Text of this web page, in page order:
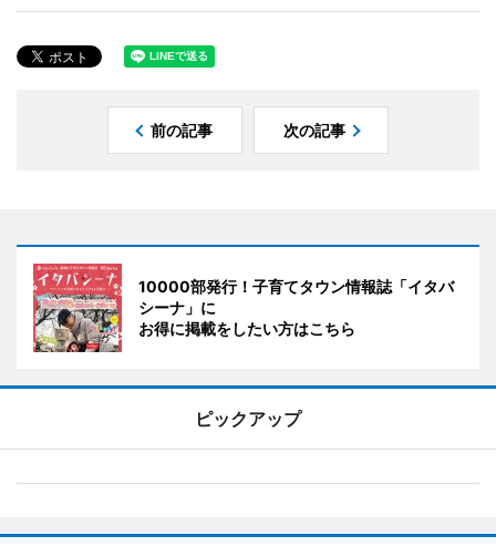
前の記事 次の記事
10000部発行！子育てタウン情報誌「イタバ
シーナ」に
お得に掲載をしたい方はこちら
ピックアップ